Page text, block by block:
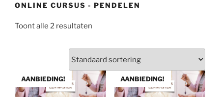
ONLINE CURSUS - PENDELEN
Toont alle 2 resultaten
AANBIEDING! AANBIEDING!